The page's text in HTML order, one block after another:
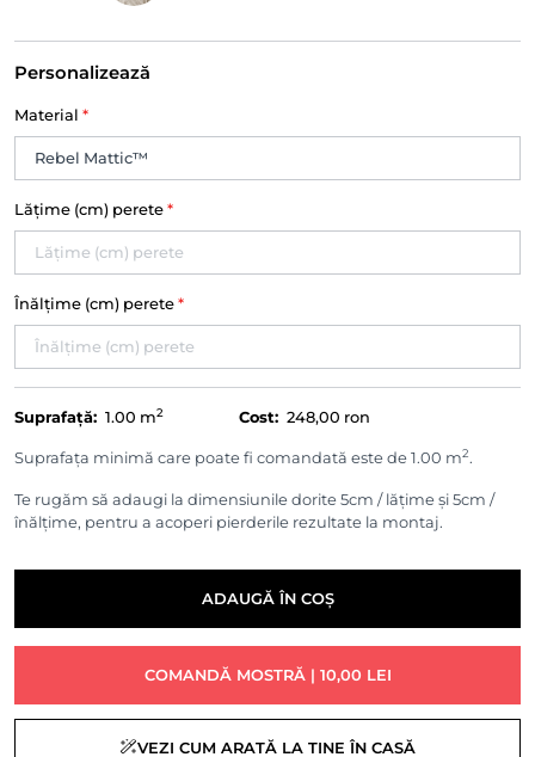
Personalizează
Material *
Lățime (cm) perete *
Înălțime (cm) perete *
Suprafață: 1.00 m2 Cost: 248,00 ron
Suprafața minimă care poate fi comandată este de 1.00 m2.
Te rugăm să adaugi la dimensiunile dorite 5cm / lățime și 5cm /
înălțime, pentru a acoperi pierderile rezultate la montaj.
ADAUGĂ ÎN COȘ
COMANDĂ MOSTRĂ | 10,00 LEI
VEZI CUM ARATĂ LA TINE ÎN CASĂ